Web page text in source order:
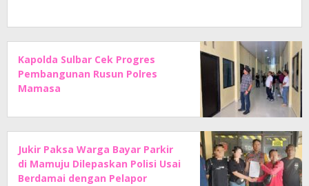
Kapolda Sulbar Cek Progres
Pembangunan Rusun Polres
Mamasa
Jukir Paksa Warga Bayar Parkir
di Mamuju Dilepaskan Polisi Usai
Berdamai dengan Pelapor